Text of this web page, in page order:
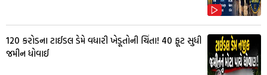
₹120 કરોડના ટાઈડલ ડેમે વધારી ખેડૂતોની ચિંતા! 40 ફૂટ સુધી
જમીન ધોવાઈ